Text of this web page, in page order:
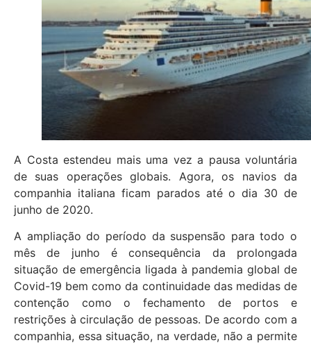
A Costa estendeu mais uma vez a pausa voluntária
de suas operações globais. Agora, os navios da
companhia italiana ficam parados até o dia 30 de
junho de 2020.
A ampliação do período da suspensão para todo o
mês de junho é consequência da prolongada
situação de emergência ligada à pandemia global de
Covid-19 bem como da continuidade das medidas de
contenção como o fechamento de portos e
restrições à circulação de pessoas. De acordo com a
companhia, essa situação, na verdade, não a permite